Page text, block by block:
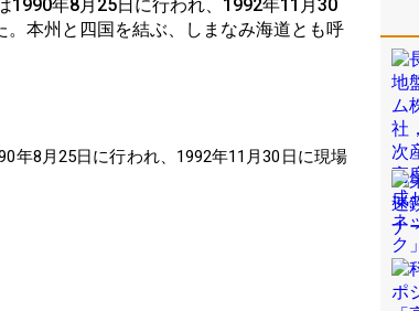
1990年8月25日に行われ、1992年11月30
本州と四国を結ぶ、しまなみ海道とも呼
年8月25日に行われ、1992年11月30日に現場